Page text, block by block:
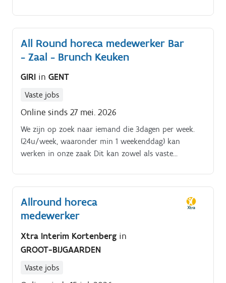
leuken opdrachten doen in een super team?. Dan
ben jij dé persoon die we zoeken!
All Round horeca medewerker Bar
- Zaal - Brunch Keuken
GIRI in GENT
Vaste jobs
Online sinds 27 mei. 2026
We zijn op zoek naar iemand die 3dagen per week.
(24u/week, waaronder min 1 weekenddag) kan
werken in onze zaak Dit kan zowel als vaste
in de zaal alsook onze keuken tijdens de brunch Je
leert ook onze bar bites maken en presenteren Je kan
perfect zelfstandig werken (opstarten, afsluiten,
werken met ons professioneel koffiemachine,
cocktails en mocktails maken De focus bij ons ligt
op: vlotte service, vriendelijke bediening en verzorgde
drankjes/gerechten
Allround horeca
medewerker
Xtra Interim Kortenberg in
GROOT-BIJGAARDEN
Vaste jobs